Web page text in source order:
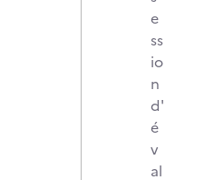
e
ss
io
n
d'
é
v
al